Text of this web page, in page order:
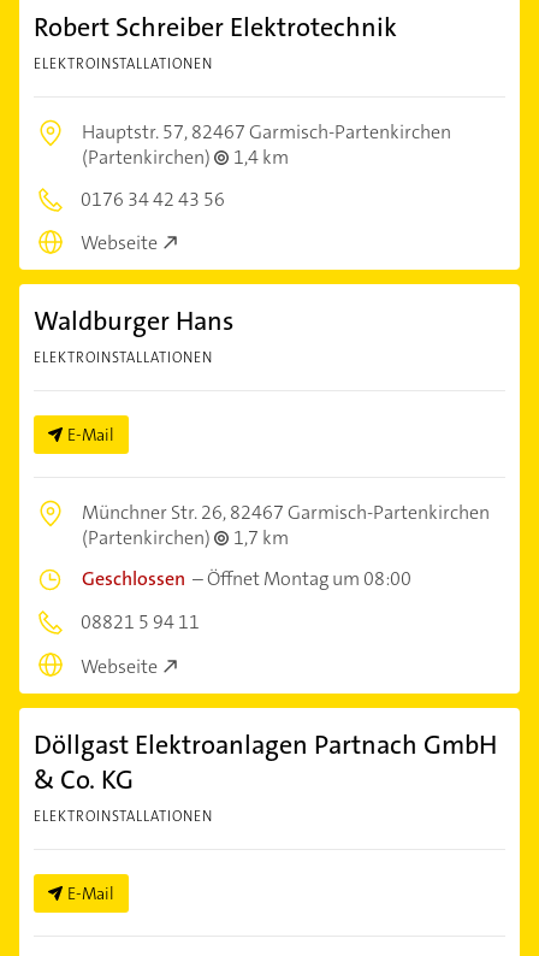
Robert Schreiber Elektrotechnik
ELEKTROINSTALLATIONEN
Hauptstr. 57,82467 Garmisch-Partenkirchen
(Partenkirchen)
1,4 km
0176 34 42 43 56
Webseite
Waldburger Hans
ELEKTROINSTALLATIONEN
E-Mail
Münchner Str. 26,82467 Garmisch-Partenkirchen
(Partenkirchen)
1,7 km
Geschlossen –Öffnet Montag um 08:00
08821 5 94 11
Webseite
Döllgast Elektroanlagen Partnach GmbH
& Co. KG
ELEKTROINSTALLATIONEN
E-Mail